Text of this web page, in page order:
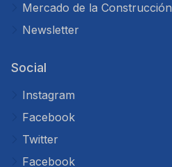
Mercado de la Construcción
Newsletter
Social
Instagram
Facebook
Twitter
Facebook